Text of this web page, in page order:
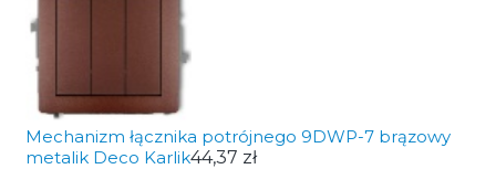
Mechanizm łącznika potrójnego 9DWP-7 brązowy
metalik Deco Karlik44,37 zł